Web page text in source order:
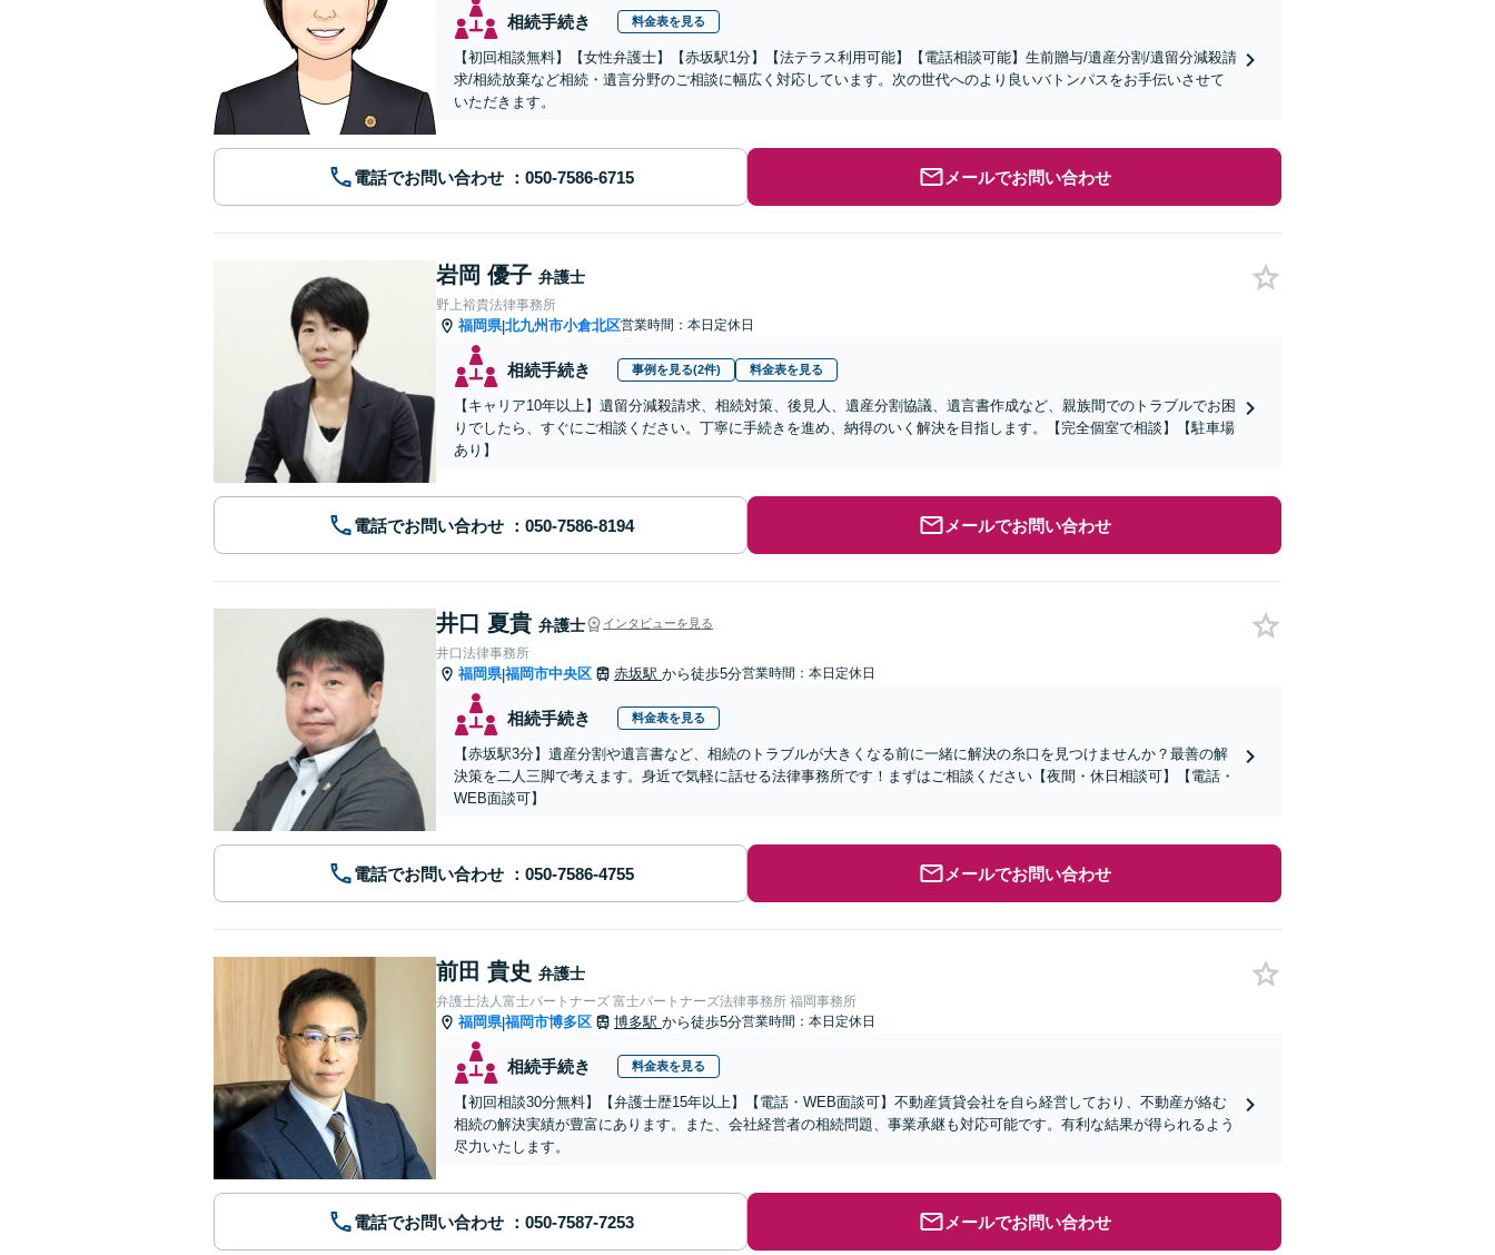
相続手続き 料金表を見る
【初回相談無料】【女性弁護士】【赤坂駅1分】【法テラス利用可能】【電話相談可能】生前贈与/遺産分割/遺留分減殺請
求/相続放棄など相続・遺言分野のご相談に幅広く対応しています。次の世代へのより良いバトンパスをお手伝いさせて
いただきます。
電話でお問い合わせ メールでお問い合わせ
岩岡 優子 弁護士
野上裕貴法律事務所
福岡県|北九州市小倉北区営業時間：本日定休日
相続手続き 事例を見る(2件) 料金表を見る
【キャリア10年以上】遺留分減殺請求、相続対策、後見人、遺産分割協議、遺言書作成など、親族間でのトラブルでお困
りでしたら、すぐにご相談ください。丁寧に手続きを進め、納得のいく解決を目指します。【完全個室で相談】【駐車場
あり】
電話でお問い合わせ メールでお問い合わせ
井口 夏貴 弁護士 インタビューを見る
井口法律事務所
福岡県|福岡市中央区 赤坂駅 から徒歩5分営業時間：本日定休日
相続手続き 料金表を見る
【赤坂駅3分】遺産分割や遺言書など、相続のトラブルが大きくなる前に一緒に解決の糸口を見つけませんか？最善の解
決策を二人三脚で考えます。身近で気軽に話せる法律事務所です！まずはご相談ください【夜間・休日相談可】【電話・
WEB面談可】
電話でお問い合わせ メールでお問い合わせ
前田 貴史 弁護士
弁護士法人富士パートナーズ 富士パートナーズ法律事務所 福岡事務所
福岡県|福岡市博多区 博多駅 から徒歩5分営業時間：本日定休日
相続手続き 料金表を見る
【初回相談30分無料】【弁護士歴15年以上】【電話・WEB面談可】不動産賃貸会社を自ら経営しており、不動産が絡む
相続の解決実績が豊富にあります。また、会社経営者の相続問題、事業承継も対応可能です。有利な結果が得られるよう
尽力いたします。
電話でお問い合わせ メールでお問い合わせ